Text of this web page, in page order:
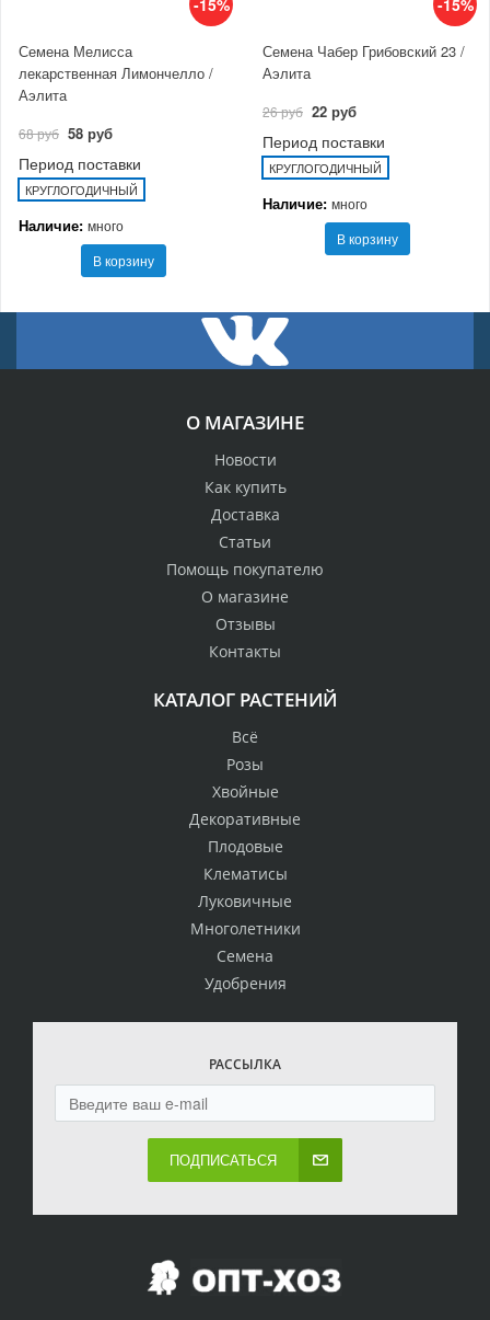
-15%
Семена Мелисса
лекарственная Лимончелло /
Аэлита
68 руб 58 руб
Период поставки
КРУГЛОГОДИЧНЫЙ
Наличие: много
В корзину
-15%
Семена Чабер Грибовский 23 /
Аэлита
26 руб 22 руб
Период поставки
КРУГЛОГОДИЧНЫЙ
Наличие: много
В корзину
О МАГАЗИНЕ
Новости
Как купить
Доставка
Статьи
Помощь покупателю
О магазине
Отзывы
Контакты
КАТАЛОГ РАСТЕНИЙ
Всё
Розы
Хвойные
Декоративные
Плодовые
Клематисы
Луковичные
Многолетники
Семена
Удобрения
РАССЫЛКА
ПОДПИСАТЬСЯ